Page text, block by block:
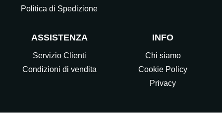
Politica di Spedizione
ASSISTENZA
Servizio Clienti
Condizioni di vendita
INFO
Chi siamo
Cookie Policy
Privacy